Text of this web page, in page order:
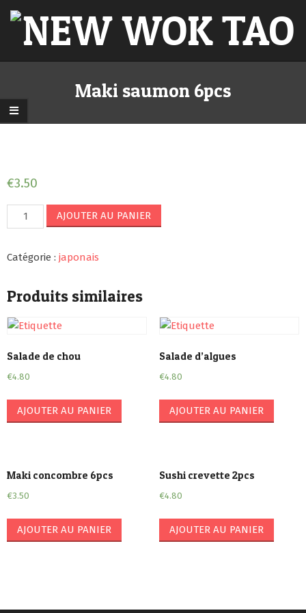
Skip
content
NEW
WOK
Menu
Maki saumon 6pcs
€3.50
quantité
de
saumon
AJOUTER AU PANIER
Catégorie : japonais
Produits similaires
Salade de chou
€4.80
AJOUTER AU PANIER
Salade d’algues
€4.80
AJOUTER AU PANIER
Maki concombre 6pcs
€3.50
AJOUTER AU PANIER
Sushi crevette 2pcs
€4.80
AJOUTER AU PANIER